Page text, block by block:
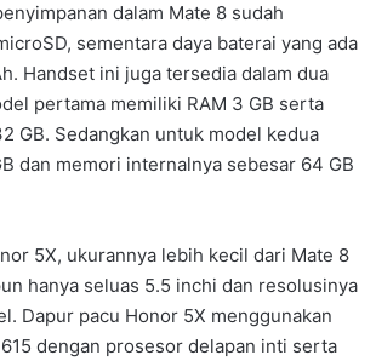
dalam Mate 8 sudah
sementara daya baterai yang ada
Handset ini juga tersedia dalam dua
pertama memiliki RAM 3 GB serta
GB. Sedangkan untuk model kedua
dan memori internalnya sebesar 64 GB
5X, ukurannya lebih kecil dari Mate 8
hanya seluas 5.5 inchi dan resolusinya
Dapur pacu Honor 5X menggunakan
dengan prosesor delapan inti serta